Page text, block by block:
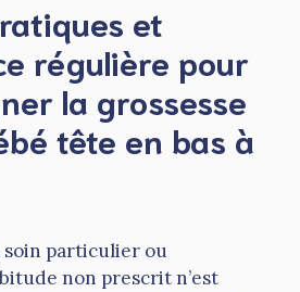
et
régulière pour
la grossesse
tête en bas à
soin particulier ou
non prescrit n’est